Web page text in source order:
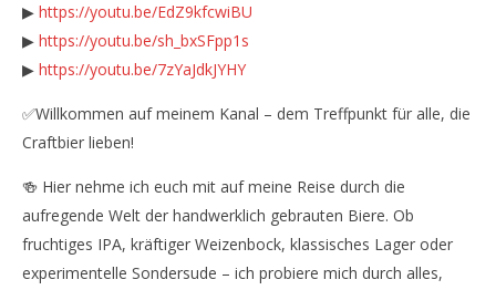
▶ https://youtu.be/EdZ9kfcwiBU
▶ https://youtu.be/sh_bxSFpp1s
▶ https://youtu.be/7zYaJdkJYHY
✅Willkommen auf meinem Kanal – dem Treffpunkt für alle, die
Craftbier lieben!
🍻 Hier nehme ich euch mit auf meine Reise durch die
aufregende Welt der handwerklich gebrauten Biere. Ob
fruchtiges IPA, kräftiger Weizenbock, klassisches Lager oder
experimentelle Sondersude – ich probiere mich durch alles,